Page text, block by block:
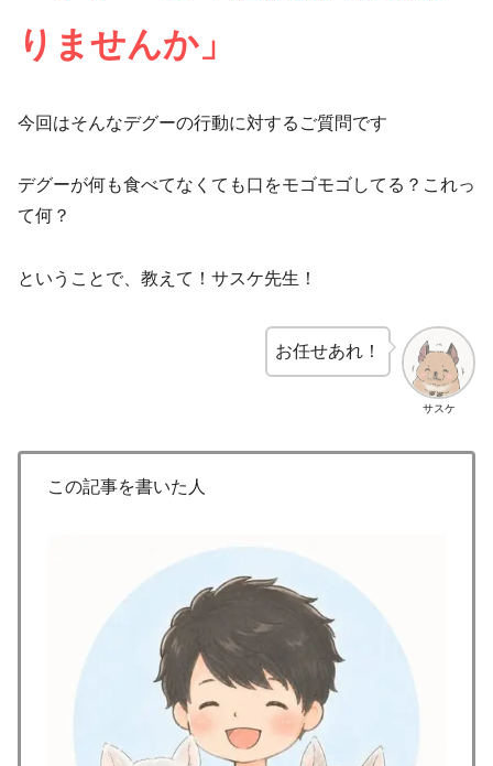
りませんか」
今回はそんなデグーの行動に対するご質問です
デグーが何も食べてなくても口をモゴモゴしてる？これっ
て何？
ということで、教えて！サスケ先生！
サスケ
お任せあれ！
この記事を書いた人